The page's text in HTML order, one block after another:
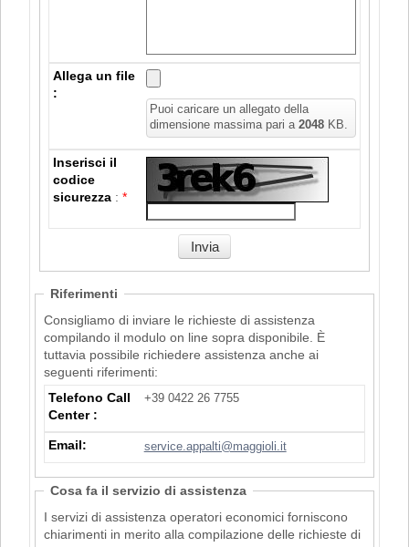
Allega un file
:
Puoi caricare un allegato della
dimensione massima pari a2048 KB.
Inserisci il
codice
sicurezza: *
Riferimenti
Consigliamo di inviare le richieste di assistenza
compilando il modulo on line sopra disponibile. È
tuttavia possibile richiedere assistenza anche ai
seguenti riferimenti:
Telefono Call
Center :
+39 0422 26 7755
Email: service.appalti@maggioli.it
Cosa fa il servizio di assistenza
I servizi di assistenza operatori economici forniscono
chiarimenti in merito alla compilazione delle richieste di